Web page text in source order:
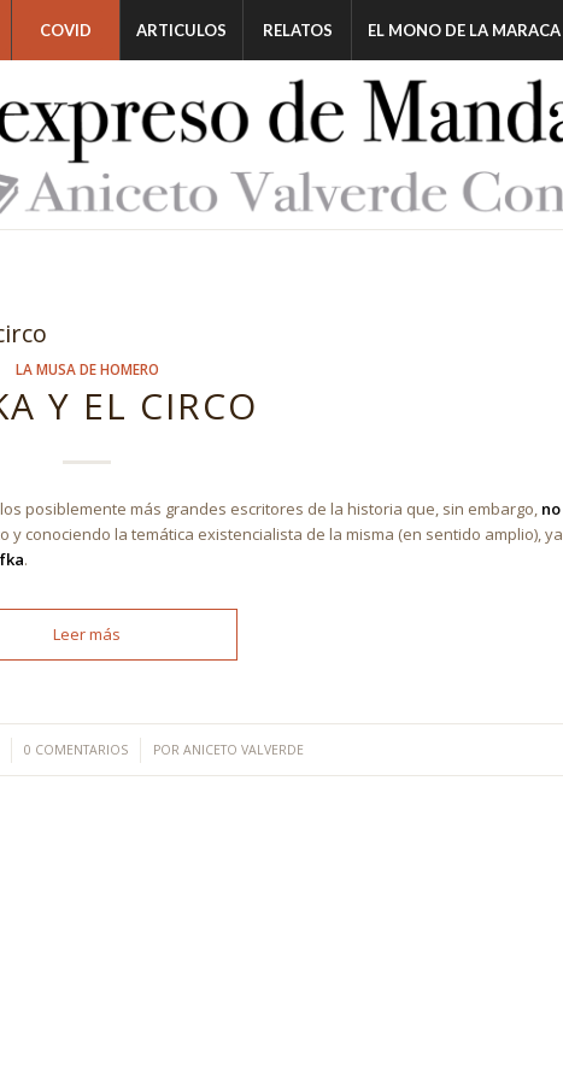
COVID ARTICULOS RELATOS EL MONO DE LA MARACA
LA MUSA DE HOMERO
Y EL CIRCO
posiblemente más grandes escritores de la historia que, sin embargo, no
y conociendo la temática existencialista de la misma (en sentido amplio), ya
.
Leer más
0 COMENTARIOS
/ PORANICETO VALVERDE